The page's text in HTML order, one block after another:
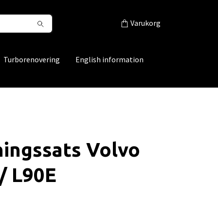
Varukorg
Turborenovering
English information
Volvo
L90E